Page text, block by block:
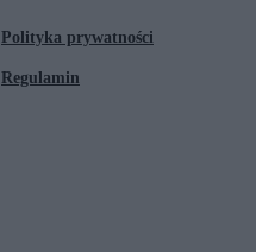
Polityka prywatności
Regulamin